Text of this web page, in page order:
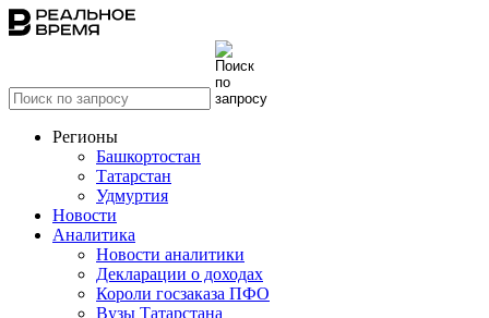
Регионы
Башкортостан
Татарстан
Удмуртия
Новости
Аналитика
Новости аналитики
Декларации о доходах
Короли госзаказа ПФО
Вузы Татарстана